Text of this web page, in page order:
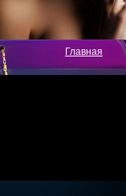
Главная